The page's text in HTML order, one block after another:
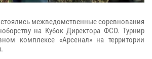
межведомственные соревнования
на Кубок Директора ФСО. Турнир
комплексе «Арсенал» на территории